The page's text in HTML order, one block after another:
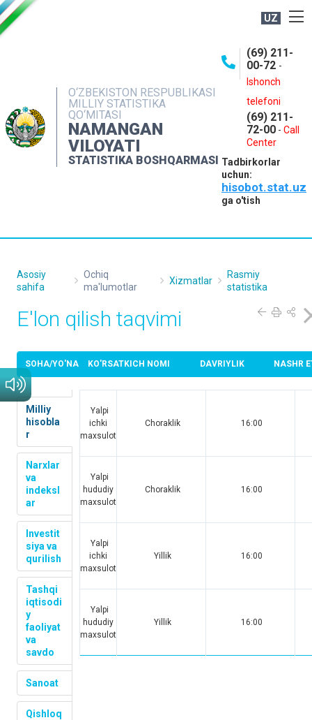
UZ
O‘ZBEKISTON RESPUBLIKASI
MILLIY STATISTIKA
QO‘MITASI
NAMANGAN
VILOYATI
STATISTIKA BOSHQARMASI
(69) 211-
00-72 -
Ishonch
telefoni
(69) 211-
72-00 - Call
Center
Tadbirkorlar
uchun:
hisobot.stat.uz
ga o'tish
NASHRLAR
INTERAKTIV XIZMATLAR
MATBUOT XIZMATI
MUROJAATLAR
Asosiy
sahifa
Ochiq
ma'lumotlar
Xizmatlar
Rasmiy
statistika
E'lon qilish taqvimi
SOHA/YO'NALISH
Milliy
hisobla
r
Narxlar
va
indeksl
ar
Investit
siya va
qurilish
Tashqi
iqtisodi
y
faoliyat
va
savdo
Sanoat
Qishloq
KO'RSATKICH NOMI DAVRIYLIK NASHR
Yalpi
ichki
maxsulot
Choraklik 16:00
Yalpi
hududiy
maxsulot
Choraklik 16:00
Yalpi
ichki
maxsulot
Yillik 16:00
Yalpi
hududiy
maxsulot
Yillik 16:00